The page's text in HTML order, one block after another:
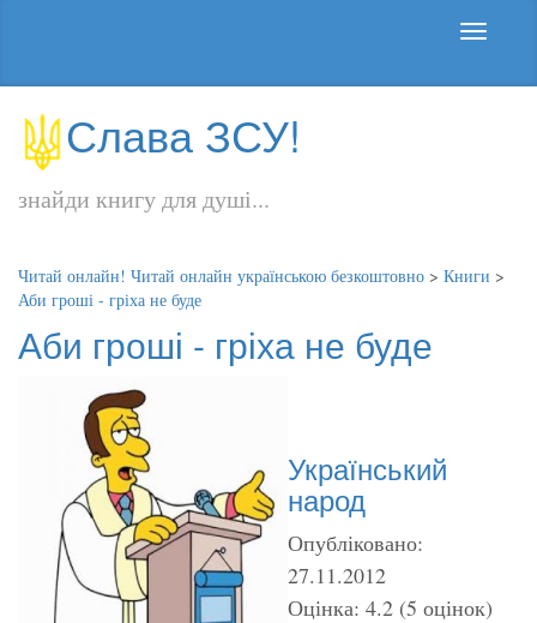
Слава ЗСУ!
знайди книгу для душі...
Читай онлайн! Читай онлайн українською безкоштовно > Книги >
Аби гроші - гріха не буде
Аби гроші - гріха не буде
Український
народ
Опубліковано:
27.11.2012
Оцінка: 4.2 (5 оцінок)